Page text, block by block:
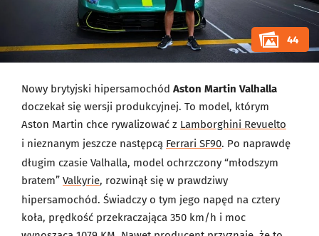
44
Nowy brytyjski hipersamochód Aston Martin Valhalla
doczekał się wersji produkcyjnej. To model, którym
Aston Martin chce rywalizować z Lamborghini Revuelto
i nieznanym jeszcze następcą Ferrari SF90. Po naprawdę
długim czasie Valhalla, model ochrzczony “młodszym
bratem” Valkyrie, rozwinął się w prawdziwy
hipersamochód. Świadczy o tym jego napęd na cztery
koła, prędkość przekraczająca 350 km/h i moc